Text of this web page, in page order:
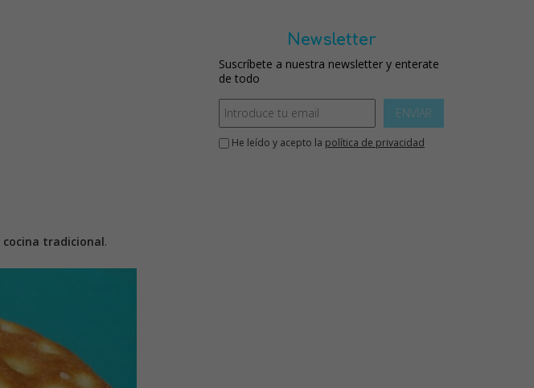
cocina tradicional.
Newsletter
Suscríbete a nuestra newsletter y enterate
de todo
ENVIAR
He leído y acepto la política de privacidad